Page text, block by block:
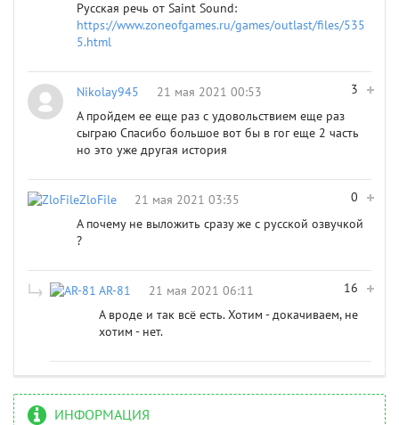
Русская речь от Saint Sound:
https://www.zoneofgames.ru/games/outlast/files/535
5.html
3
Nikolay945
21 мая 2021 00:53
А пройдем ее еще раз с удовольствием еще раз
сыграю Спасибо большое вот бы в гог еще 2 часть
но это уже другая история
0
ZloFile
21 мая 2021 03:35
А почему не выложить сразу же с русской озвучкой
?
16
AR-81
21 мая 2021 06:11
А вроде и так всё есть. Хотим - докачиваем, не
хотим - нет.
ИНФОРМАЦИЯ